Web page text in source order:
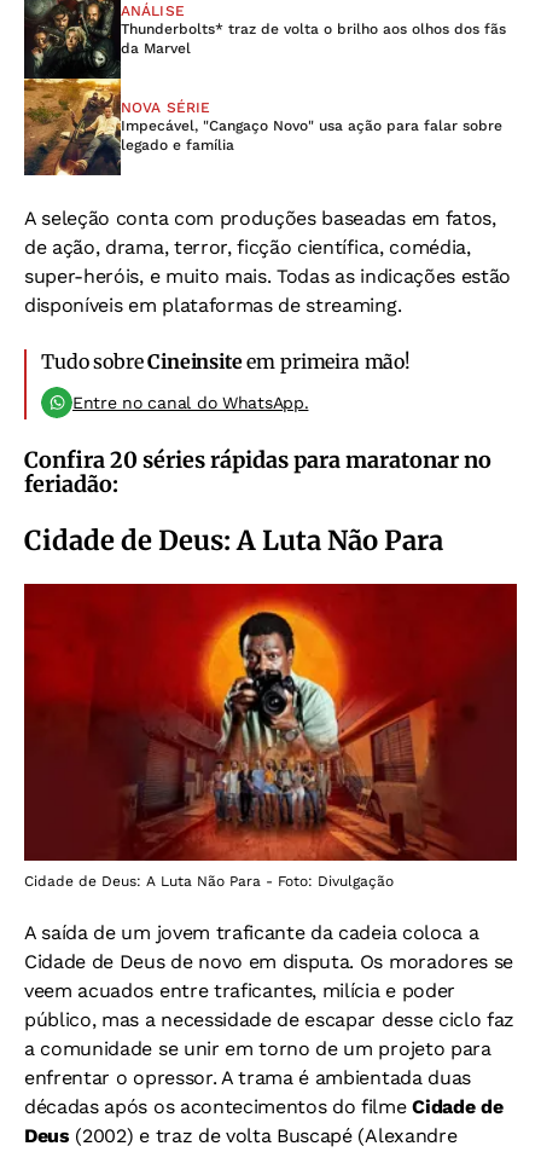
ANÁLISE
Thunderbolts* traz de volta o brilho aos olhos dos fãs
da Marvel
NOVA SÉRIE
Impecável, "Cangaço Novo" usa ação para falar sobre
legado e família
A seleção conta com produções baseadas em fatos,
de ação, drama, terror, ficção científica, comédia,
super-heróis, e muito mais. Todas as indicações estão
disponíveis em plataformas de streaming.
Tudo sobreCineinsiteem primeira mão!
Entre no canal do WhatsApp.
Confira 20 séries rápidas para maratonar no
feriadão:
Cidade de Deus: A Luta Não Para
Cidade de Deus: A Luta Não Para - Foto: Divulgação
A saída de um jovem traficante da cadeia coloca a
Cidade de Deus de novo em disputa. Os moradores se
veem acuados entre traficantes, milícia e poder
público, mas a necessidade de escapar desse ciclo faz
a comunidade se unir em torno de um projeto para
enfrentar o opressor. A trama é ambientada duas
décadas após os acontecimentos do filmeCidade de
Deus (2002) e traz de volta Buscapé (Alexandre